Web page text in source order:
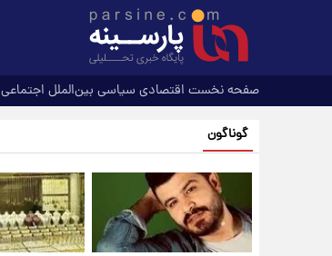
صفحه نخست اقتصادی سیاسی بین‌الملل اجتماعی
گوناگون